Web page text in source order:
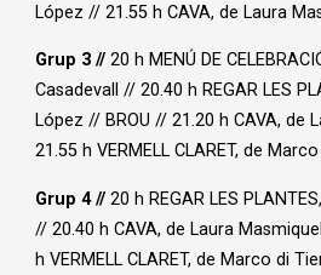
López // 21.55 h CAVA, de Laura
Grup 3 // 20 h MENÚ DE
Casadevall // 20.40 h REGAR LES
López // BROU // 21.20 h CAVA, de
21.55 h VERMELL CLARET, de
Grup 4// 20 h REGAR LES
// 20.40 h CAVA, de Laura
h VERMELL CLARET, de Marco di